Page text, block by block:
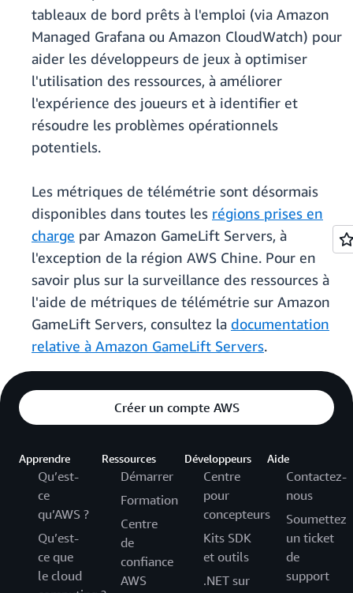
tableaux de bord prêts à l'emploi (via Amazon
Managed Grafana ou Amazon CloudWatch) pour
aider les développeurs de jeux à optimiser
l'utilisation des ressources, à améliorer
l'expérience des joueurs et à identifier et
résoudre les problèmes opérationnels
potentiels.
Les métriques de télémétrie sont désormais
disponibles dans toutes les régions prises en
charge par Amazon GameLift Servers, à
l'exception de la région AWS Chine. Pour en
savoir plus sur la surveillance des ressources à
l'aide de métriques de télémétrie sur Amazon
GameLift Servers, consultez la documentation
relative à Amazon GameLift Servers.
Créer un compte AWS
Apprendre
Qu’est-
ce
qu’AWS ?
Qu’est-
ce que
le cloud
Ressources
Démarrer
Formation
Centre
de
confiance
AWS
Développeurs
Centre
pour
concepteurs
Kits SDK
et outils
.NET sur
Aide
Contactez-
nous
Soumettez
un ticket
de
support